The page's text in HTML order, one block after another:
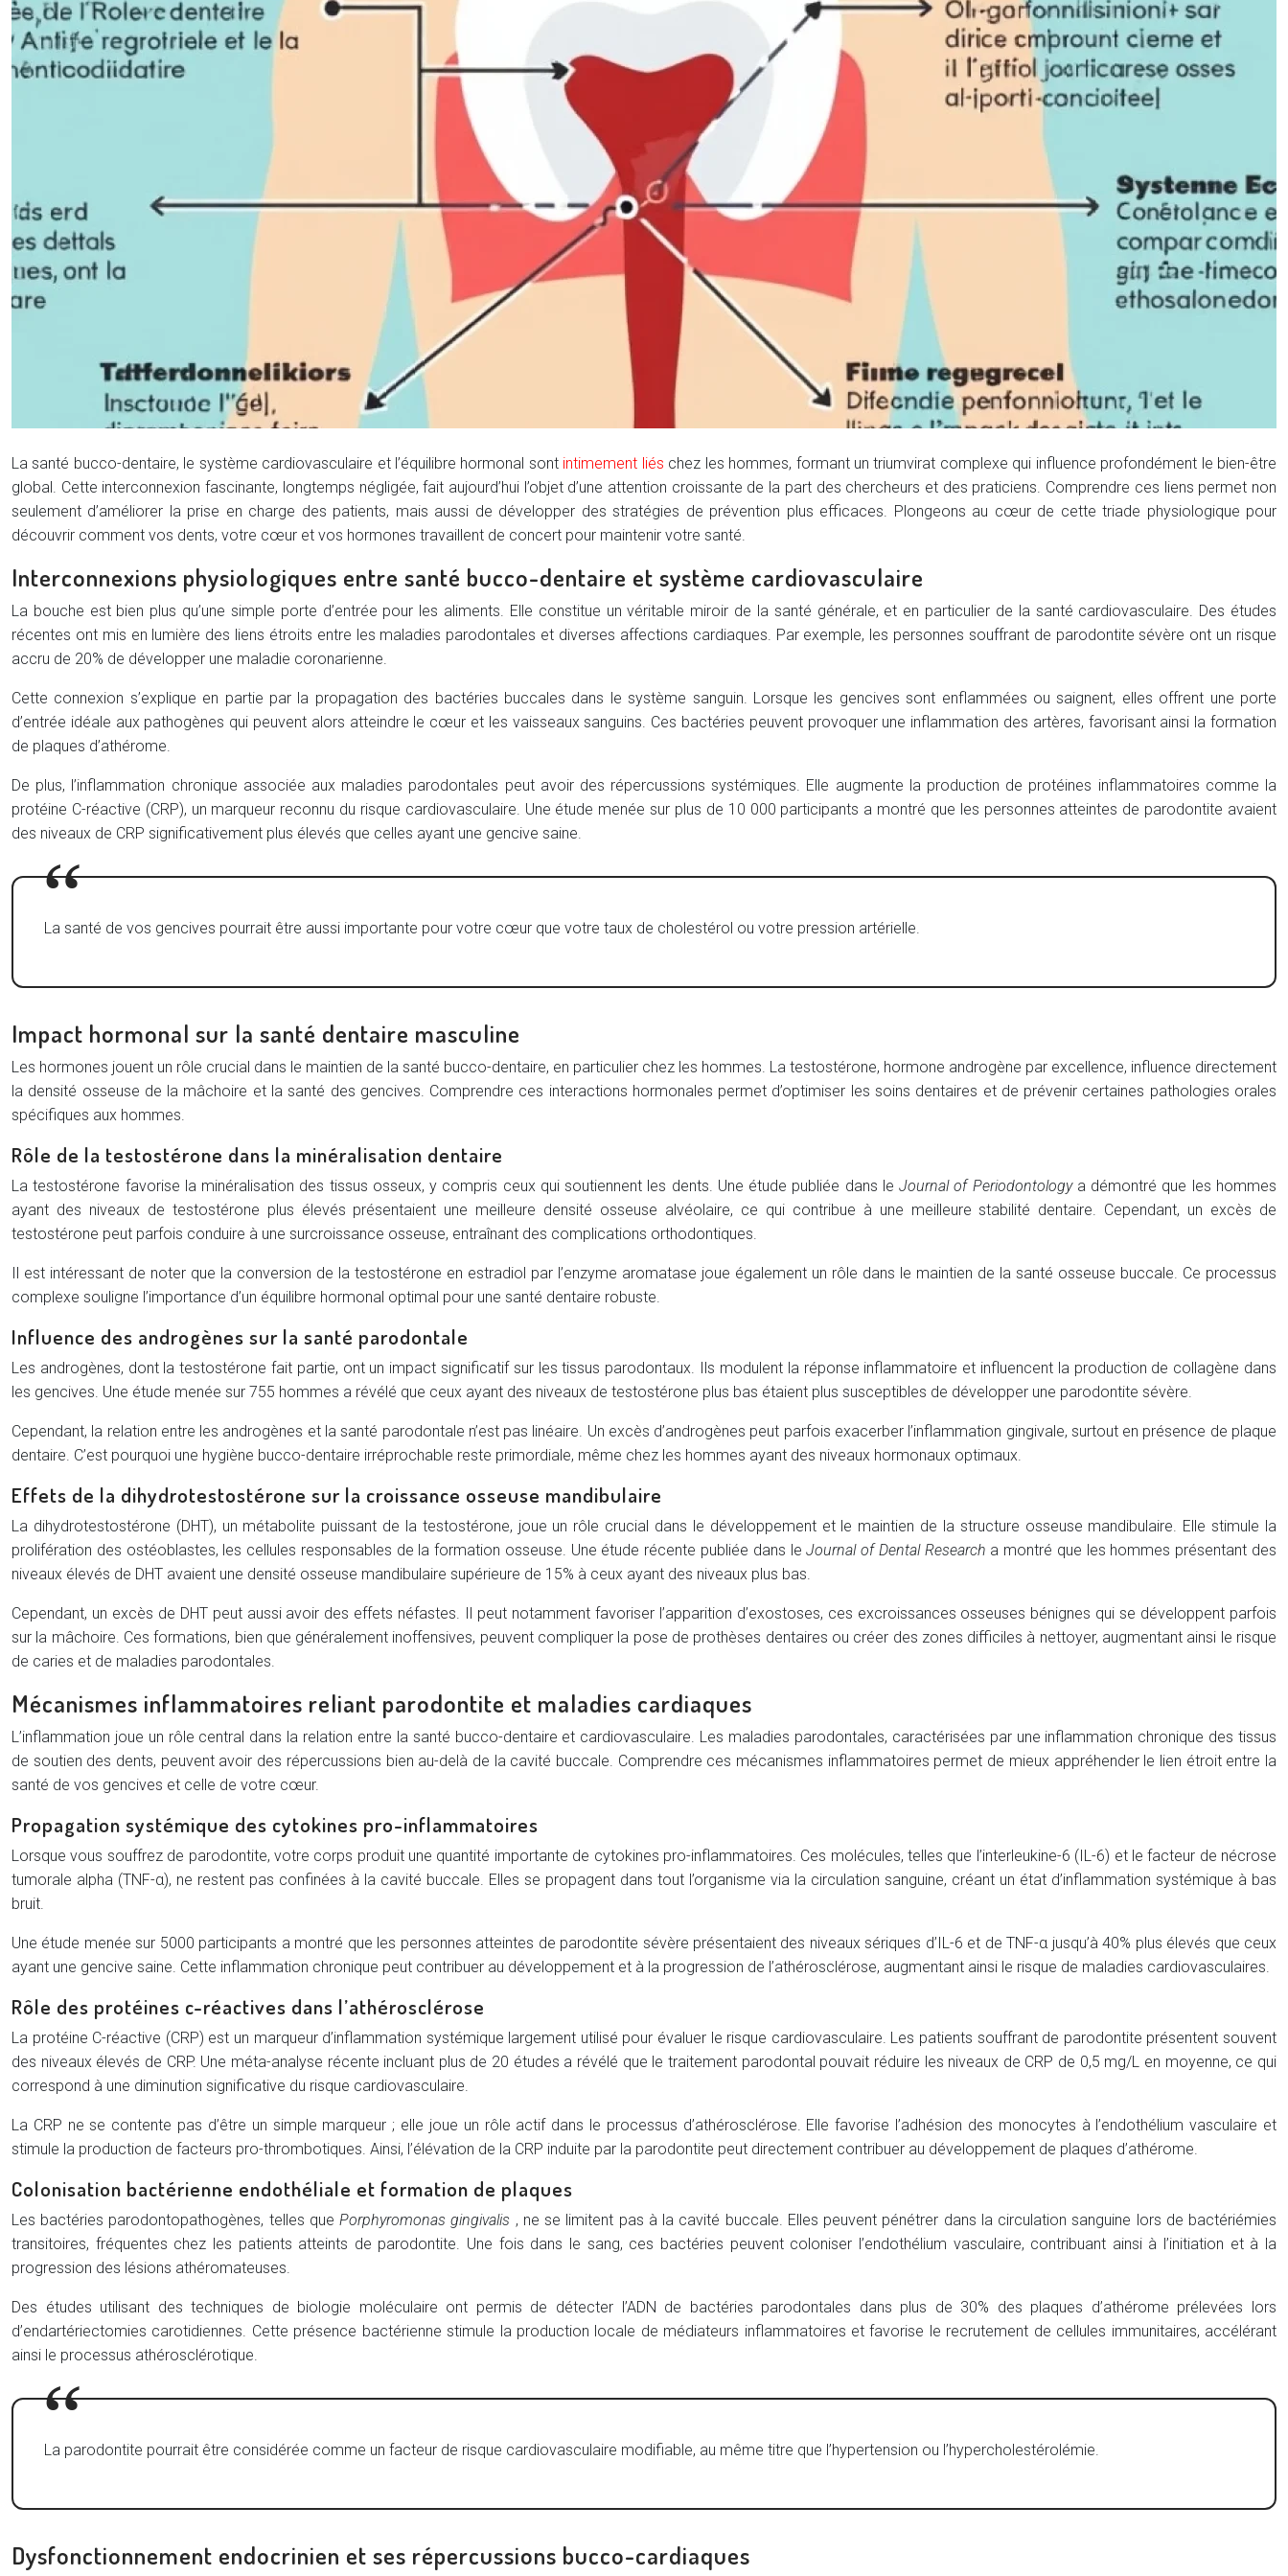
La santé bucco-dentaire, le système cardiovasculaire et l’équilibre hormonal sont intimement liés chez les hommes, formant un triumvirat complexe qui influence profondément le bien-être
global. Cette interconnexion fascinante, longtemps négligée, fait aujourd’hui l’objet d’une attention croissante de la part des chercheurs et des praticiens. Comprendre ces liens permet non
seulement d’améliorer la prise en charge des patients, mais aussi de développer des stratégies de prévention plus efficaces. Plongeons au cœur de cette triade physiologique pour
découvrir comment vos dents, votre cœur et vos hormones travaillent de concert pour maintenir votre santé.
Interconnexions physiologiques entre santé bucco-dentaire et système cardiovasculaire
La bouche est bien plus qu’une simple porte d’entrée pour les aliments. Elle constitue un véritable miroir de la santé générale, et en particulier de la santé cardiovasculaire. Des études
récentes ont mis en lumière des liens étroits entre les maladies parodontales et diverses affections cardiaques. Par exemple, les personnes souffrant de parodontite sévère ont un risque
accru de 20% de développer une maladie coronarienne.
Cette connexion s’explique en partie par la propagation des bactéries buccales dans le système sanguin. Lorsque les gencives sont enflammées ou saignent, elles offrent une porte
d’entrée idéale aux pathogènes qui peuvent alors atteindre le cœur et les vaisseaux sanguins. Ces bactéries peuvent provoquer une inflammation des artères, favorisant ainsi la formation
de plaques d’athérome.
De plus, l’inflammation chronique associée aux maladies parodontales peut avoir des répercussions systémiques. Elle augmente la production de protéines inflammatoires comme la
protéine C-réactive (CRP), un marqueur reconnu du risque cardiovasculaire. Une étude menée sur plus de 10 000 participants a montré que les personnes atteintes de parodontite avaient
des niveaux de CRP significativement plus élevés que celles ayant une gencive saine.
La santé de vos gencives pourrait être aussi importante pour votre cœur que votre taux de cholestérol ou votre pression artérielle.
Impact hormonal sur la santé dentaire masculine
Les hormones jouent un rôle crucial dans le maintien de la santé bucco-dentaire, en particulier chez les hommes. La testostérone, hormone androgène par excellence, influence directement
la densité osseuse de la mâchoire et la santé des gencives. Comprendre ces interactions hormonales permet d’optimiser les soins dentaires et de prévenir certaines pathologies orales
spécifiques aux hommes.
Rôle de la testostérone dans la minéralisation dentaire
La testostérone favorise la minéralisation des tissus osseux, y compris ceux qui soutiennent les dents. Une étude publiée dans leJournal of Periodontology a démontré que les hommes
ayant des niveaux de testostérone plus élevés présentaient une meilleure densité osseuse alvéolaire, ce qui contribue à une meilleure stabilité dentaire. Cependant, un excès de
testostérone peut parfois conduire à une surcroissance osseuse, entraînant des complications orthodontiques.
Il est intéressant de noter que la conversion de la testostérone en estradiol par l’enzyme aromatase joue également un rôle dans le maintien de la santé osseuse buccale. Ce processus
complexe souligne l’importance d’un équilibre hormonal optimal pour une santé dentaire robuste.
Influence des androgènes sur la santé parodontale
Les androgènes, dont la testostérone fait partie, ont un impact significatif sur les tissus parodontaux. Ils modulent la réponse inflammatoire et influencent la production de collagène dans
les gencives. Une étude menée sur 755 hommes a révélé que ceux ayant des niveaux de testostérone plus bas étaient plus susceptibles de développer une parodontite sévère.
Cependant, la relation entre les androgènes et la santé parodontale n’est pas linéaire. Un excès d’androgènes peut parfois exacerber l’inflammation gingivale, surtout en présence de plaque
dentaire. C’est pourquoi une hygiène bucco-dentaire irréprochable reste primordiale, même chez les hommes ayant des niveaux hormonaux optimaux.
Effets de la dihydrotestostérone sur la croissance osseuse mandibulaire
La dihydrotestostérone (DHT), un métabolite puissant de la testostérone, joue un rôle crucial dans le développement et le maintien de la structure osseuse mandibulaire. Elle stimule la
prolifération des ostéoblastes, les cellules responsables de la formation osseuse. Une étude récente publiée dans leJournal of Dental Research a montré que les hommes présentant des
niveaux élevés de DHT avaient une densité osseuse mandibulaire supérieure de 15% à ceux ayant des niveaux plus bas.
Cependant, un excès de DHT peut aussi avoir des effets néfastes. Il peut notamment favoriser l’apparition d’exostoses, ces excroissances osseuses bénignes qui se développent parfois
sur la mâchoire. Ces formations, bien que généralement inoffensives, peuvent compliquer la pose de prothèses dentaires ou créer des zones difficiles à nettoyer, augmentant ainsi le risque
de caries et de maladies parodontales.
Mécanismes inflammatoires reliant parodontite et maladies cardiaques
L’inflammation joue un rôle central dans la relation entre la santé bucco-dentaire et cardiovasculaire. Les maladies parodontales, caractérisées par une inflammation chronique des tissus
de soutien des dents, peuvent avoir des répercussions bien au-delà de la cavité buccale. Comprendre ces mécanismes inflammatoires permet de mieux appréhender le lien étroit entre la
santé de vos gencives et celle de votre cœur.
Propagation systémique des cytokines pro-inflammatoires
Lorsque vous souffrez de parodontite, votre corps produit une quantité importante de cytokines pro-inflammatoires. Ces molécules, telles que l’interleukine-6 (IL-6) et le facteur de nécrose
tumorale alpha (TNF-α), ne restent pas confinées à la cavité buccale. Elles se propagent dans tout l’organisme via la circulation sanguine, créant un état d’inflammation systémique à bas
bruit.
Une étude menée sur 5000 participants a montré que les personnes atteintes de parodontite sévère présentaient des niveaux sériques d’IL-6 et de TNF-α jusqu’à 40% plus élevés que ceux
ayant une gencive saine. Cette inflammation chronique peut contribuer au développement et à la progression de l’athérosclérose, augmentant ainsi le risque de maladies cardiovasculaires.
Rôle des protéines c-réactives dans l’athérosclérose
La protéine C-réactive (CRP) est un marqueur d’inflammation systémique largement utilisé pour évaluer le risque cardiovasculaire. Les patients souffrant de parodontite présentent souvent
des niveaux élevés de CRP. Une méta-analyse récente incluant plus de 20 études a révélé que le traitement parodontal pouvait réduire les niveaux de CRP de 0,5 mg/L en moyenne, ce qui
correspond à une diminution significative du risque cardiovasculaire.
La CRP ne se contente pas d’être un simple marqueur ; elle joue un rôle actif dans le processus d’athérosclérose. Elle favorise l’adhésion des monocytes à l’endothélium vasculaire et
stimule la production de facteurs pro-thrombotiques. Ainsi, l’élévation de la CRP induite par la parodontite peut directement contribuer au développement de plaques d’athérome.
Colonisation bactérienne endothéliale et formation de plaques
Les bactéries parodontopathogènes, telles quePorphyromonas gingivalis , ne se limitent pas à la cavité buccale. Elles peuvent pénétrer dans la circulation sanguine lors de bactériémies
transitoires, fréquentes chez les patients atteints de parodontite. Une fois dans le sang, ces bactéries peuvent coloniser l’endothélium vasculaire, contribuant ainsi à l’initiation et à la
progression des lésions athéromateuses.
Des études utilisant des techniques de biologie moléculaire ont permis de détecter l’ADN de bactéries parodontales dans plus de 30% des plaques d’athérome prélevées lors
d’endartériectomies carotidiennes. Cette présence bactérienne stimule la production locale de médiateurs inflammatoires et favorise le recrutement de cellules immunitaires, accélérant
ainsi le processus athérosclérotique.
La parodontite pourrait être considérée comme un facteur de risque cardiovasculaire modifiable, au même titre que l’hypertension ou l’hypercholestérolémie.
Dysfonctionnement endocrinien et ses répercussions bucco-cardiaques